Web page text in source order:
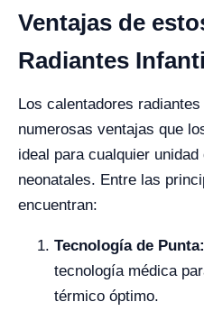
Ventajas de
Radiantes
Los calentadores
numerosas ventajas que
ideal para cualquier
neonatales. Entre las
encuentran:
Tecnología de Punta:
tecnología médica
térmico óptimo.